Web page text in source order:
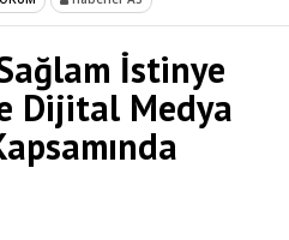
İstinye
Dijital Medya